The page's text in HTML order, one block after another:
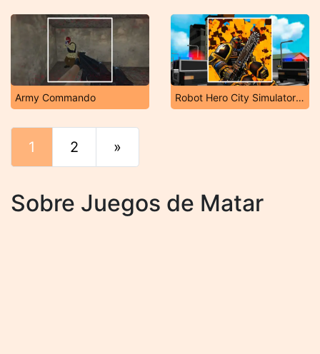
Army Commando Robot Hero City Simulator 3D
1 2 »
Sobre Juegos de Matar